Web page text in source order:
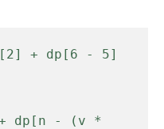
+ dp[6 - 5]
dp[n - (v *